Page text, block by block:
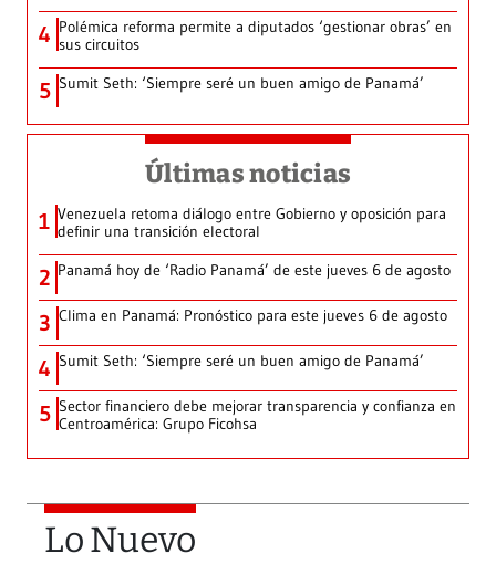
4 Polémica reforma permite a diputados ‘gestionar obras’ en
sus circuitos
5 Sumit Seth: ‘Siempre seré un buen amigo de Panamá’
Últimas noticias
1 Venezuela retoma diálogo entre Gobierno y oposición para
definir una transición electoral
2 Panamá hoy de ‘Radio Panamá’ de este jueves 6 de agosto
3 Clima en Panamá: Pronóstico para este jueves 6 de agosto
4 Sumit Seth: ‘Siempre seré un buen amigo de Panamá’
5 Sector financiero debe mejorar transparencia y confianza en
Centroamérica: Grupo Ficohsa
Lo Nuevo